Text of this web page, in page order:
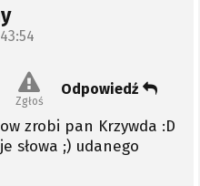
Zgłoś
Odpowiedź
zrobi pan Krzywda :D
słowa ;) udanego